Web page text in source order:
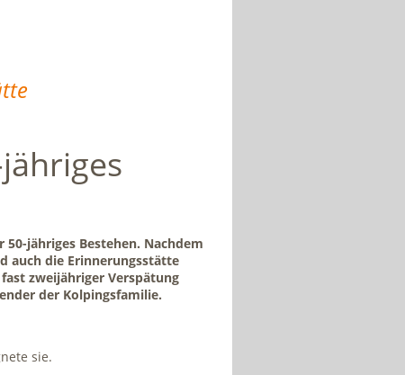
jähriges Bestehen. Nachdem
auch die Erinnerungsstätte
zweijähriger Verspätung
der Kolpingsfamilie.
sie.